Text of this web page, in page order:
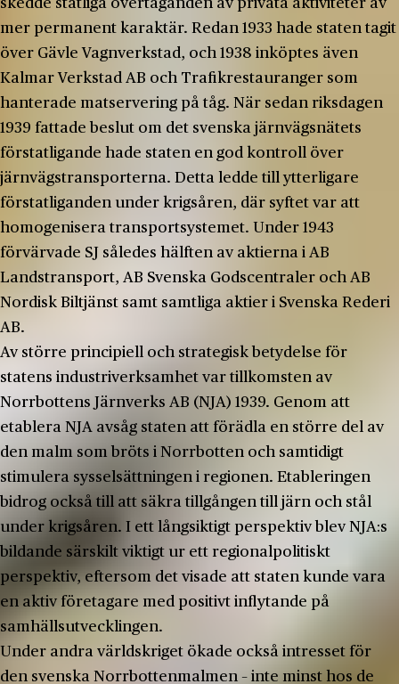
skedde statliga övertaganden av privata aktiviteter av
mer permanent karaktär. Redan 1933 hade staten tagit
över Gävle Vagnverkstad, och 1938 inköptes även
Kalmar Verkstad AB och Trafikrestauranger som
hanterade matservering på tåg. När sedan riksdagen
1939 fattade beslut om det svenska järnvägsnätets
förstatligande hade staten en god kontroll över
järnvägstransporterna. Detta ledde till ytterligare
förstatliganden under krigsåren, där syftet var att
homogenisera transportsystemet. Under 1943
förvärvade SJ således hälften av aktierna i AB
Landstransport, AB Svenska Godscentraler och AB
Nordisk Biltjänst samt samtliga aktier i Svenska Rederi
AB.
Av större principiell och strategisk betydelse för
statens industriverksamhet var tillkomsten av
Norrbottens Järnverks AB (NJA) 1939. Genom att
etablera NJA avsåg staten att förädla en större del av
den malm som bröts i Norrbotten och samtidigt
stimulera sysselsättningen i regionen. Etableringen
bidrog också till att säkra tillgången till järn och stål
under krigsåren. I ett långsiktigt perspektiv blev NJA:s
bildande särskilt viktigt ur ett regionalpolitiskt
perspektiv, eftersom det visade att staten kunde vara
en aktiv företagare med positivt inflytande på
samhällsutvecklingen.
Under andra världskriget ökade också intresset för
den svenska Norrbottenmalmen – inte minst hos de